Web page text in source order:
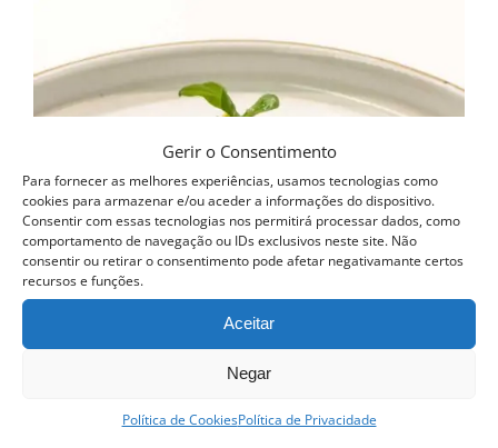
Gerir o Consentimento
Para fornecer as melhores experiências, usamos tecnologias como
cookies para armazenar e/ou aceder a informações do dispositivo.
Consentir com essas tecnologias nos permitirá processar dados, como
comportamento de navegação ou IDs exclusivos neste site. Não
consentir ou retirar o consentimento pode afetar negativamante certos
recursos e funções.
Aceitar
Negar
Política de CookiesPolítica de Privacidade
variants.
The
may
be
chosen
on